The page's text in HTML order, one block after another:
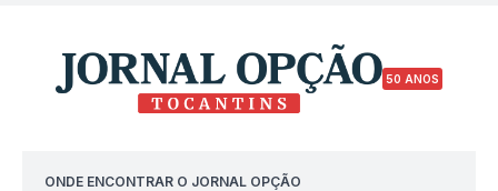
50 ANOS
ONDE ENCONTRAR O JORNAL OPÇÃO